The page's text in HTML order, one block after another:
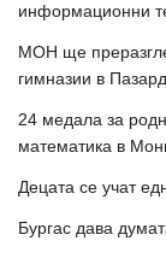
информационни
МОН ще
гимназии в
24 медала за
математика в
Децата се учат
Бургас дава